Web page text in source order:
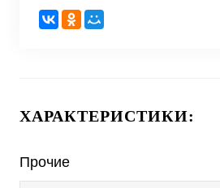
ХАРАКТЕРИСТИКИ:
Прочие